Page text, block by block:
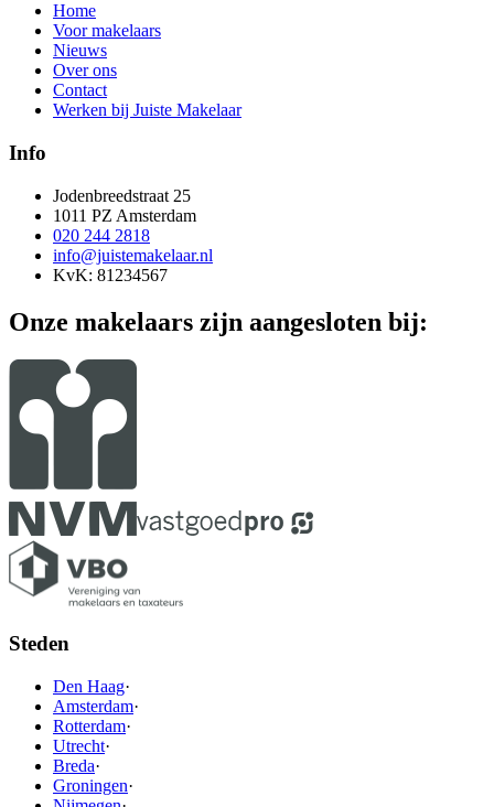
Home
Voor makelaars
Nieuws
Over ons
Contact
Werken bij Juiste Makelaar
Info
Jodenbreedstraat 25
1011 PZ Amsterdam
020 244 2818
info@juistemakelaar.nl
KvK: 81234567
Onze makelaars zijn aangesloten bij:
Steden
Den Haag·
Amsterdam·
Rotterdam·
Utrecht·
Breda·
Groningen·